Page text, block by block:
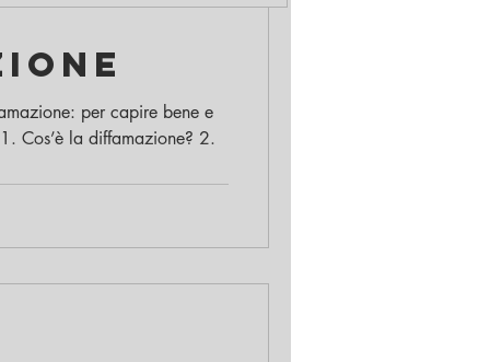
per capire bene e
Cos’è la diffamazione? 2.